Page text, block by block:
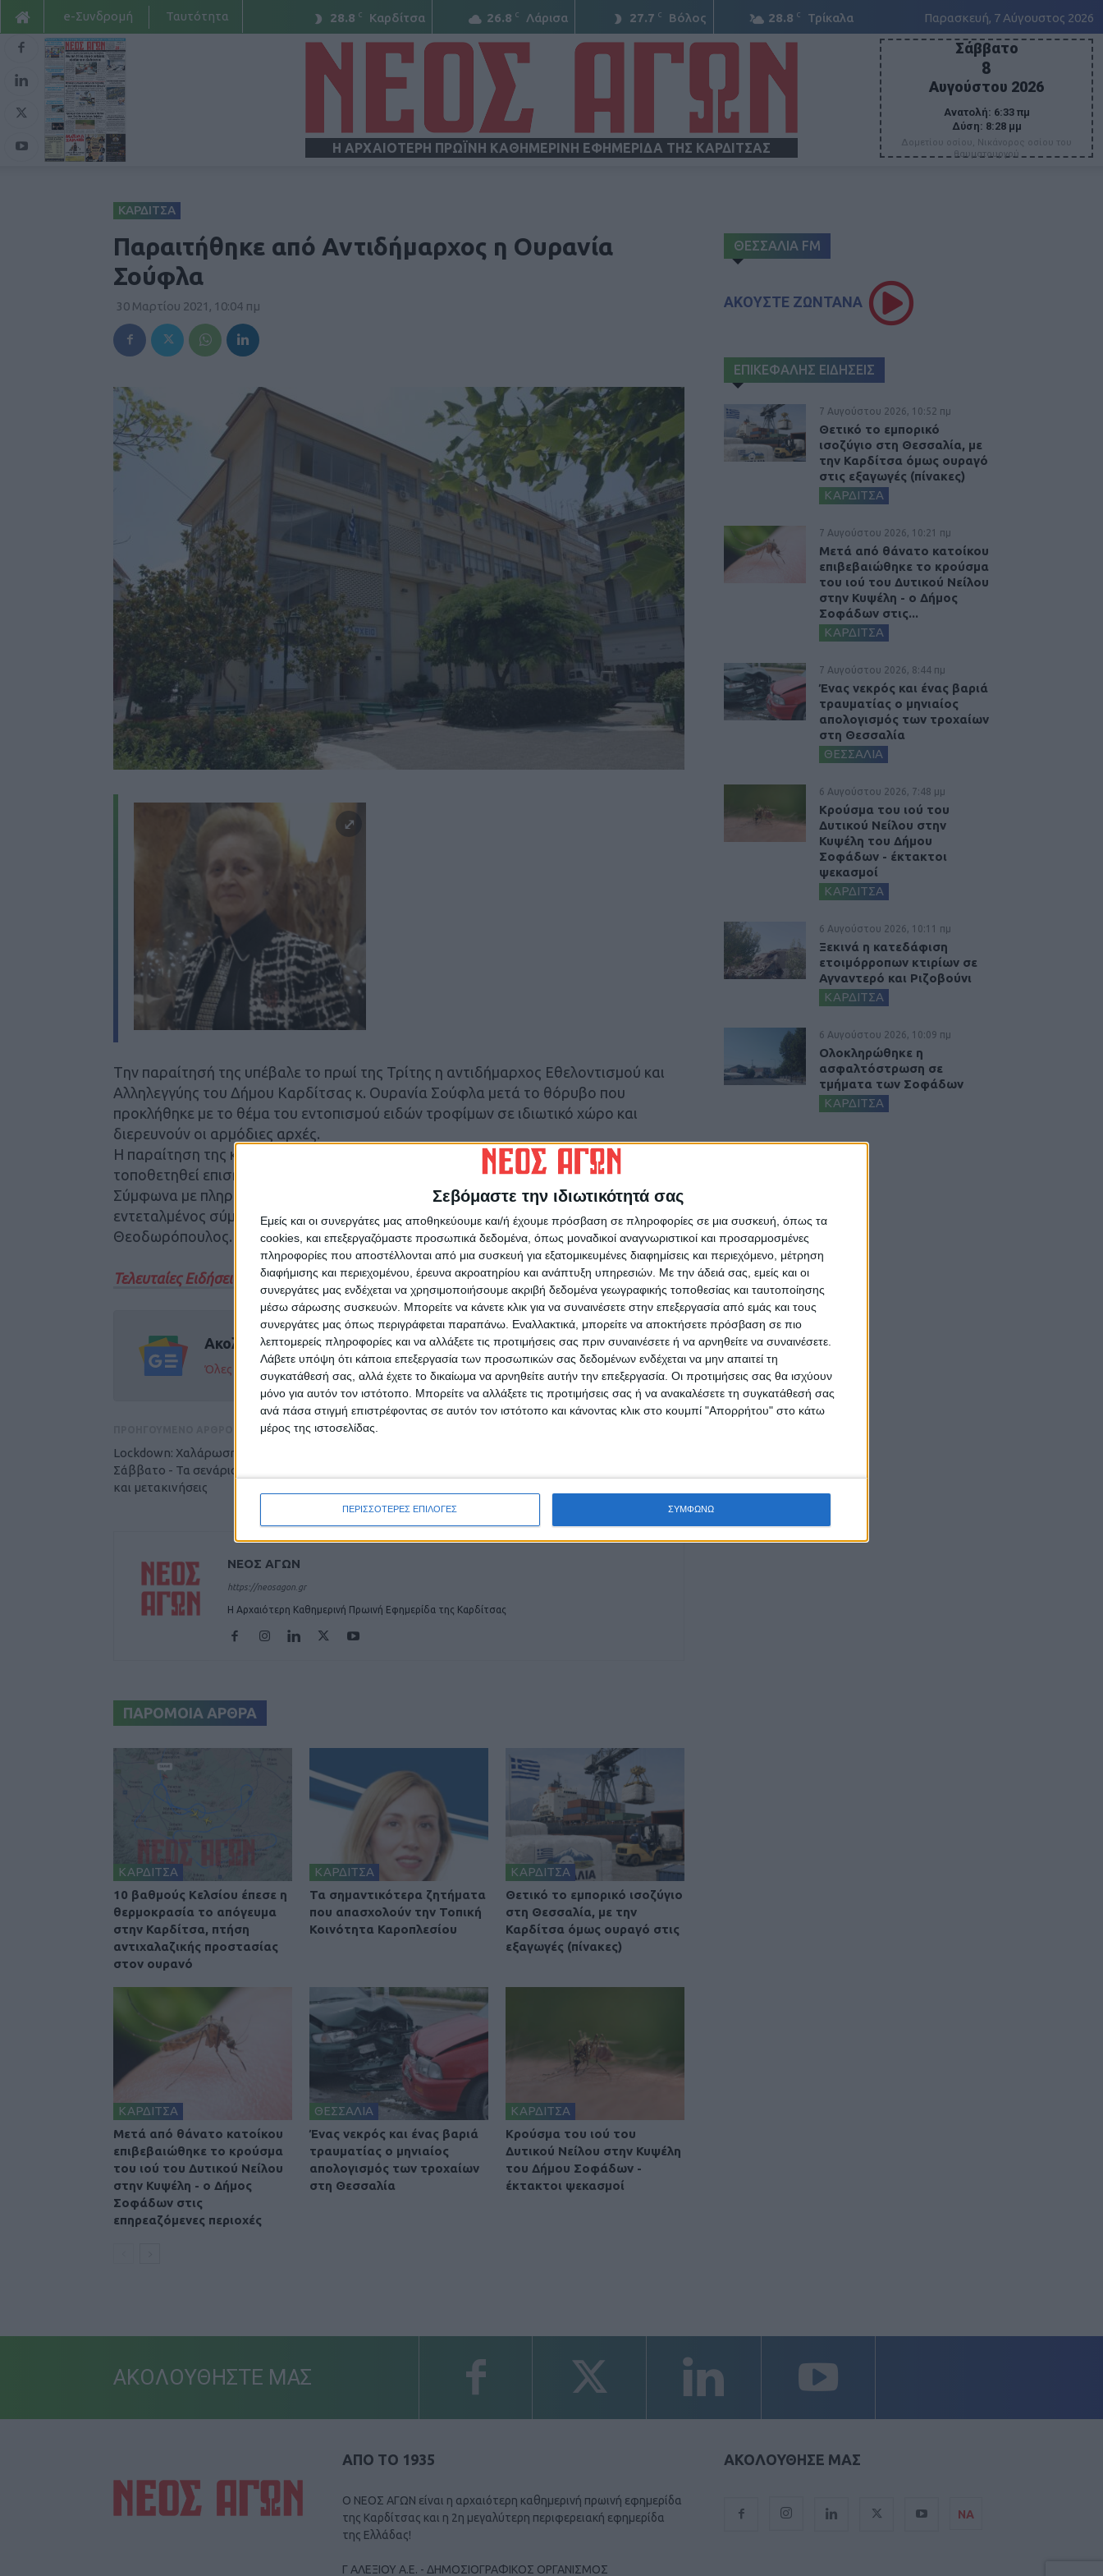
Σεβόμαστε την ιδιωτικότητά σας
Εμείς και οι συνεργάτες μας αποθηκεύουμε και/ή έχουμε πρόσβαση σε πληροφορίες σε μια συσκευή, όπως τα
cookies, και επεξεργαζόμαστε προσωπικά δεδομένα, όπως μοναδικοί αναγνωριστικοί και προσαρμοσμένες
πληροφορίες που αποστέλλονται από μια συσκευή για εξατομικευμένες διαφημίσεις και περιεχόμενο, μέτρηση
διαφήμισης και περιεχομένου, έρευνα ακροατηρίου και ανάπτυξη υπηρεσιών. Με την άδειά σας, εμείς και οι
συνεργάτες μας ενδέχεται να χρησιμοποιήσουμε ακριβή δεδομένα γεωγραφικής τοποθεσίας και ταυτοποίησης
μέσω σάρωσης συσκευών. Μπορείτε να κάνετε κλικ για να συναινέσετε στην επεξεργασία από εμάς και τους
συνεργάτες μας όπως περιγράφεται παραπάνω. Εναλλακτικά, μπορείτε να αποκτήσετε πρόσβαση σε πιο
λεπτομερείς πληροφορίες και να αλλάξετε τις προτιμήσεις σας πριν συναινέσετε ή να αρνηθείτε να συναινέσετε.
Λάβετε υπόψη ότι κάποια επεξεργασία των προσωπικών σας δεδομένων ενδέχεται να μην απαιτεί τη
συγκατάθεσή σας, αλλά έχετε το δικαίωμα να αρνηθείτε αυτήν την επεξεργασία. Οι προτιμήσεις σας θα ισχύουν
μόνο για αυτόν τον ιστότοπο. Μπορείτε να αλλάξετε τις προτιμήσεις σας ή να ανακαλέσετε τη συγκατάθεσή σας
ανά πάσα στιγμή επιστρέφοντας σε αυτόν τον ιστότοπο και κάνοντας κλικ στο κουμπί "Απορρήτου" στο κάτω
μέρος της ιστοσελίδας.
ΠΕΡΙΣΣΟΤΕΡΕΣ ΕΠΙΛΟΓΕΣ ΣΥΜΦΩΝΩ
28.8 C Καρδίτσα 26.8 C Λάρισα 27.7 C Βόλος 28.8 C Τρίκαλα Παρασκευή, 7 Αύγουστος 2026
e-Συνδρομή Ταυτότητα
Η ΑΡΧΑΙΟΤΕΡΗ ΠΡΩΪΝΗ ΚΑΘΗΜΕΡΙΝΗ ΕΦΗΜΕΡΙΔΑ ΤΗΣ ΚΑΡΔΙΤΣΑΣ
Σάββατο
8
Αυγούστου 2026
Ανατολή: 6:33 πμ
Δύση: 8:28 μμ
Δομετίου οσίου, Νικάνορος οσίου του
θαυματουργού
ΚΑΡΔΙΤΣΑ
Παραιτήθηκε από Αντιδήμαρχος η Ουρανία
Σούφλα
30 Μαρτίου 2021, 10:04 πμ
Tην παραίτησή της υπέβαλε το πρωί της Τρίτης η αντιδήμαρχος Εθελοντισμού και
Αλληλεγγύης του Δήμου Καρδίτσας κ. Ουρανία Σούφλα μετά το θόρυβο που
προκλήθηκε με το θέμα του εντοπισμού ειδών τροφίμων σε ιδιωτικό χώρο και
διερευνούν οι αρμόδιες αρχές.
Η παραίτηση της κ. Σούφλα έγινε δεκτή από το Δήμαρχο, ενώ αναμένεται να
τοποθετηθεί επισήμως για το θέμα.
Σύμφωνα με πληροφορίες, επικρατέστερος για τη θέση του Αντιδημάρχου είναι ο
εντεταλμένος σύμβουλος και Πρόεδρος των «Οριζόντων» κ. Θεόδωρος
Θεοδωρόπουλος.
Τελευταίες Ειδήσεις Σήμερα
Ακολούθησε την εφημερίδα ΝΕΟΣ ΑΓΩΝ στο Google News!
Όλες οι εξελίξεις στην περιοχή της Καρδίτσας και ευρύτερα της Θεσσαλίας
Lockdown: Χαλάρωση μέτρων από το
Σάββατο - Τα σενάρια για λιανεμπόριο, σχολεία
και μετακινήσεις
ΝΕΟΣ ΑΓΩΝ
https://neosagon.gr
Η Αρχαιότερη Καθημερινή Πρωινή Εφημερίδα της Καρδίτσας
ΠΑΡΟΜΟΙΑ ΑΡΘΡΑ
ΚΑΡΔΙΤΣΑ
10 βαθμούς Κελσίου έπεσε η
θερμοκρασία το απόγευμα
στην Καρδίτσα, πτήση
αντιχαλαζικής προστασίας
στον ουρανό
ΚΑΡΔΙΤΣΑ
Τα σημαντικότερα ζητήματα
που απασχολούν την Τοπική
Κοινότητα Καροπλεσίου
ΚΑΡΔΙΤΣΑ
Θετικό το εμπορικό ισοζύγιο
στη Θεσσαλία, με την
Καρδίτσα όμως ουραγό στις
εξαγωγές (πίνακες)
ΚΑΡΔΙΤΣΑ
Μετά από θάνατο κατοίκου
επιβεβαιώθηκε το κρούσμα
του ιού του Δυτικού Νείλου
στην Κυψέλη - ο Δήμος
Σοφάδων στις
επηρεαζόμενες περιοχές
ΘΕΣΣΑΛΙΑ
Ένας νεκρός και ένας βαριά
τραυματίας ο μηνιαίος
απολογισμός των τροχαίων
στη Θεσσαλία
ΚΑΡΔΙΤΣΑ
Κρούσμα του ιού του
Δυτικού Νείλου στην Κυψέλη
του Δήμου Σοφάδων -
έκτακτοι ψεκασμοί
ΘΕΣΣΑΛΙΑ FM
ΑΚΟΥΣΤΕ ΖΩΝΤΑΝΑ
ΕΠΙΚΕΦΑΛΗΣ ΕΙΔΗΣΕΙΣ
7 Αυγούστου 2026, 10:52 πμ
Θετικό το εμπορικό
ισοζύγιο στη Θεσσαλία, με
την Καρδίτσα όμως ουραγό
στις εξαγωγές (πίνακες)
ΚΑΡΔΙΤΣΑ
7 Αυγούστου 2026, 10:21 πμ
Μετά από θάνατο κατοίκου
επιβεβαιώθηκε το κρούσμα
του ιού του Δυτικού Νείλου
στην Κυψέλη - ο Δήμος
Σοφάδων στις...
ΚΑΡΔΙΤΣΑ
7 Αυγούστου 2026, 8:44 πμ
Ένας νεκρός και ένας βαριά
τραυματίας ο μηνιαίος
απολογισμός των τροχαίων
στη Θεσσαλία
ΘΕΣΣΑΛΙΑ
6 Αυγούστου 2026, 7:48 μμ
Κρούσμα του ιού του
Δυτικού Νείλου στην
Κυψέλη του Δήμου
Σοφάδων - έκτακτοι
ψεκασμοί
ΚΑΡΔΙΤΣΑ
6 Αυγούστου 2026, 10:11 πμ
Ξεκινά η κατεδάφιση
ετοιμόρροπων κτιρίων σε
Αγναντερό και Ριζοβούνι
ΚΑΡΔΙΤΣΑ
6 Αυγούστου 2026, 10:09 πμ
Ολοκληρώθηκε η
ασφαλτόστρωση σε
τμήματα των Σοφάδων
ΚΑΡΔΙΤΣΑ
ΑΚΟΛΟΥΘΗΣΤΕ ΜΑΣ
ΑΠΟ ΤΟ 1935
Ο ΝΕΟΣ ΑΓΩΝ είναι η αρχαιότερη καθημερινή πρωινή εφημερίδα
της Καρδίτσας και η 2η μεγαλύτερη περιφερειακή εφημερίδα
της Ελλάδας!
Γ ΑΛΕΞΙΟΥ Α.Ε. - ΔΗΜΟΣΙΟΓΡΑΦΙΚΟΣ ΟΡΓΑΝΙΣΜΟΣ
ΑΚΟΛΟΥΘΗΣΕ ΜΑΣ
ΝΑ